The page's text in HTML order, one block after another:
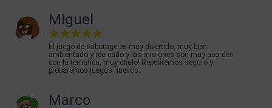
Miguel
El juego de Sabotage es muy divertido, muy bien
ambientado y recreado y las misiones son muy acordes
con la temática, muy chulo! Repetiremos seguro y
probaremos juegos nuevos.
Marco